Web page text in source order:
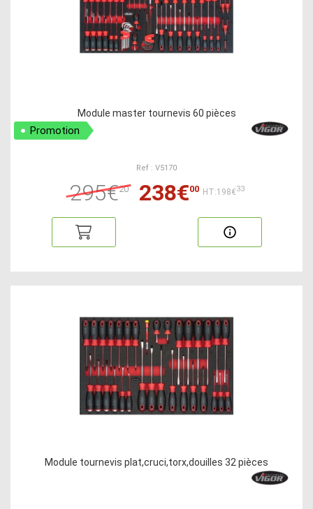
Module master tournevis 60 pièces
Promotion
Ref : V5170
295€20 238€00 HT:198€33
Module tournevis plat,cruci,torx,douilles 32 pièces